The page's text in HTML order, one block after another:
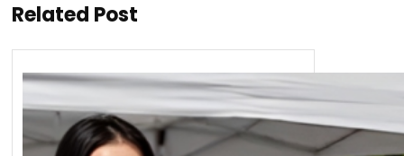
Related Post